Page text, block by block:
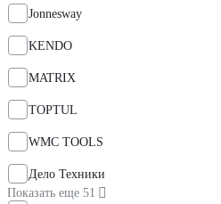
Jonnesway
KENDO
MATRIX
TOPTUL
WMC TOOLS
Дело Техники
Показать еще 51